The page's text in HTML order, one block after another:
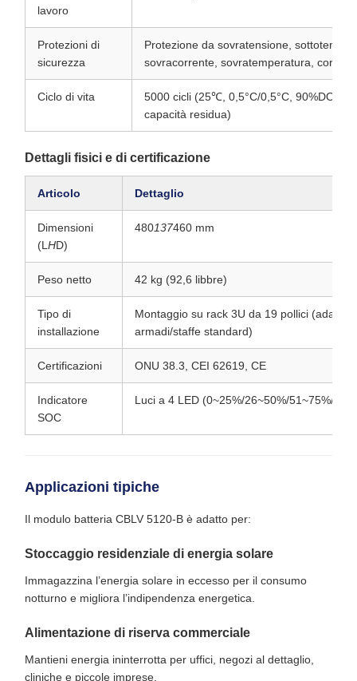
lavoro
Protezioni di
sicurezza
Protezione da sovratensione,
sovracorrente, sovratemperatura,
Ciclo di vita
5000 cicli (25℃, 0,5°C/0,5°C, 90%DOD,
capacità residua)
Dettagli fisici e di certificazione
Articolo Dettaglio
Dimensioni
(L HD)
480137460 mm
Peso netto 42 kg (92,6 libbre)
Tipo di
installazione
Montaggio su rack 3U da 19 pollici (adatto
armadi/staffe standard)
Certificazioni ONU 38.3, CEI 62619, CE
Indicatore
SOC
Luci a 4 LED (0~25%/26~50%/51~75%/
Applicazioni tipiche
Il modulo batteria CBLV 5120-B è adatto per:
Stoccaggio residenziale di energia solare
Immagazzina l’energia solare in eccesso per il consumo
notturno e migliora l’indipendenza energetica.
Alimentazione di riserva commerciale
Mantieni energia ininterrotta per uffici, negozi al dettaglio,
cliniche e piccole imprese.